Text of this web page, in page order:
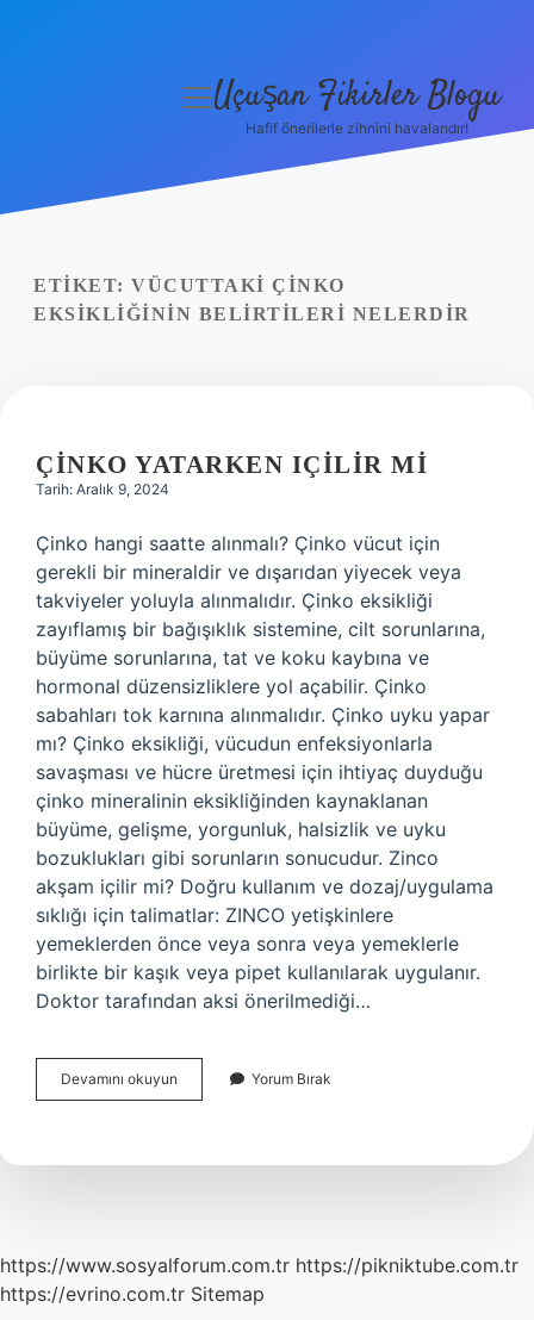
Yasal Uyarı
menüyü
Uçuşan Fikirler Blogu
Hafif önerilerle zihnini havalandır!
ETIKET: VÜCUTTAKI ÇINKO
EKSIKLIĞININ BELIRTILERI NELERDIR
ÇINKO YATARKEN IÇILIR MI
Tarih: Aralık 9, 2024
Çinko hangi saatte alınmalı? Çinko vücut için
gerekli bir mineraldir ve dışarıdan yiyecek veya
takviyeler yoluyla alınmalıdır. Çinko eksikliği
zayıflamış bir bağışıklık sistemine, cilt sorunlarına,
büyüme sorunlarına, tat ve koku kaybına ve
hormonal düzensizliklere yol açabilir. Çinko
sabahları tok karnına alınmalıdır. Çinko uyku yapar
mı? Çinko eksikliği, vücudun enfeksiyonlarla
savaşması ve hücre üretmesi için ihtiyaç duyduğu
çinko mineralinin eksikliğinden kaynaklanan
büyüme, gelişme, yorgunluk, halsizlik ve uyku
bozuklukları gibi sorunların sonucudur. Zinco
akşam içilir mi? Doğru kullanım ve dozaj/uygulama
sıklığı için talimatlar: ZINCO yetişkinlere
yemeklerden önce veya sonra veya yemeklerle
birlikte bir kaşık veya pipet kullanılarak uygulanır.
Doktor tarafından aksi önerilmediği…
Devamını okuyun
Yatarken
Yorum Bırak
https://www.sosyalforum.com.tr https://pikniktube.com.tr
https://evrino.com.tr Sitemap